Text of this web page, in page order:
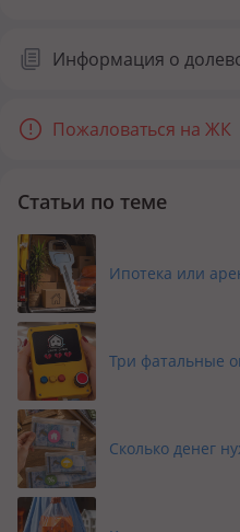
Информация о
Пожаловаться на ЖК
Статьи по теме
Ипотека или
Три фатальные
Сколько денег